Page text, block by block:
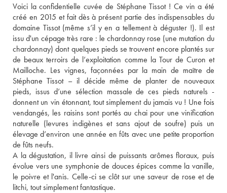
Voici la confidentielle cuvée de Stéphane Tissot ! Ce vin a été
créé en 2015 et fait dès à présent partie des indispensables du
domaine Tissot (même s’il y en a tellement à déguster !). Il est
issu d'un cépage très rare : le chardonnay rose (une mutation du
chardonnay) dont quelques pieds se trouvent encore plantés sur
de beaux terroirs de l’exploitation comme la Tour de Curon et
Mailloche. Les vignes, façonnées par la main de maître de
Stéphane Tissot – il décide même de planter de nouveaux
pieds, issus d’une sélection massale de ces pieds naturels -
donnent un vin étonnant, tout simplement du jamais vu ! Une fois
vendangés, les raisins sont portés au chai pour une vinification
naturelle (levures indigènes et sans ajout de soufre) puis un
élevage d’environ une année en fûts avec une petite proportion
de fûts neufs.
A la dégustation, il livre ainsi de puissants arômes floraux, puis
évolue vers une symphonie de douces épices comme la vanille,
le poivre et l'anis. Celle-ci se clôt sur une saveur de rose et de
litchi, tout simplement fantastique.